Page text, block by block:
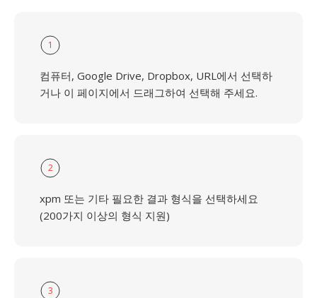
1
컴퓨터, Google Drive, Dropbox, URL에서 선택하
거나 이 페이지에서 드래그하여 선택해 주세요.
2
xpm 또는 기타 필요한 결과 형식을 선택하세요
(200가지 이상의 형식 지원)
3